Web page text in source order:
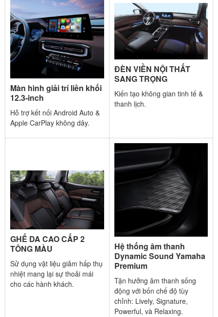
Màn hình giải trí liền khối
12.3-inch
Hỗ trợ kết nối Android Auto &
Apple CarPlay không dây.
ĐÈN VIỀN NỘI THẤT
SANG TRỌNG
Kiến tạo không gian tinh tế &
thanh lịch.
GHẾ DA CAO CẤP 2
TÔNG MÀU
Sử dụng vật liệu giảm hấp thụ
nhiệt mang lại sự thoải mái
cho các hành khách.​
Hệ thống âm thanh
Dynamic Sound Yamaha
Premium​
Tận hưởng âm thanh sống
động với bốn chế độ tùy
chỉnh: Lively, Signature,
Powerful, và Relaxing.​